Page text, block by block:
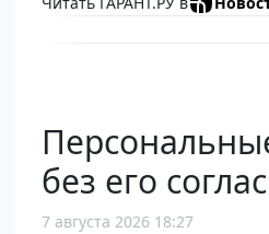
без его
7 августа 2026 18:27